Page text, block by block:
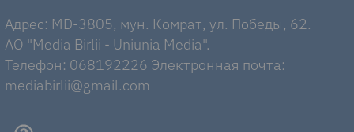
Адрес: MD-3805, мун. Комрат, ул. Победы, 62.
AO "Media Birlii - Uniunia Media".
Телефон: 068192226 Электронная почта:
mediabirlii@gmail.com